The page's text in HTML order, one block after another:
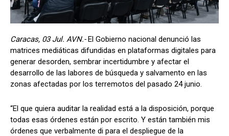
Caracas, 03 Jul. AVN.-El Gobierno nacional denunció las
matrices mediáticas difundidas en plataformas digitales para
generar desorden, sembrar incertidumbre y afectar el
desarrollo de las labores de búsqueda y salvamento en las
zonas afectadas por los terremotos del pasado 24 junio.
“El que quiera auditar la realidad está a la disposición, porque
todas esas órdenes están por escrito. Y están también mis
órdenes que verbalmente di para el despliegue de la